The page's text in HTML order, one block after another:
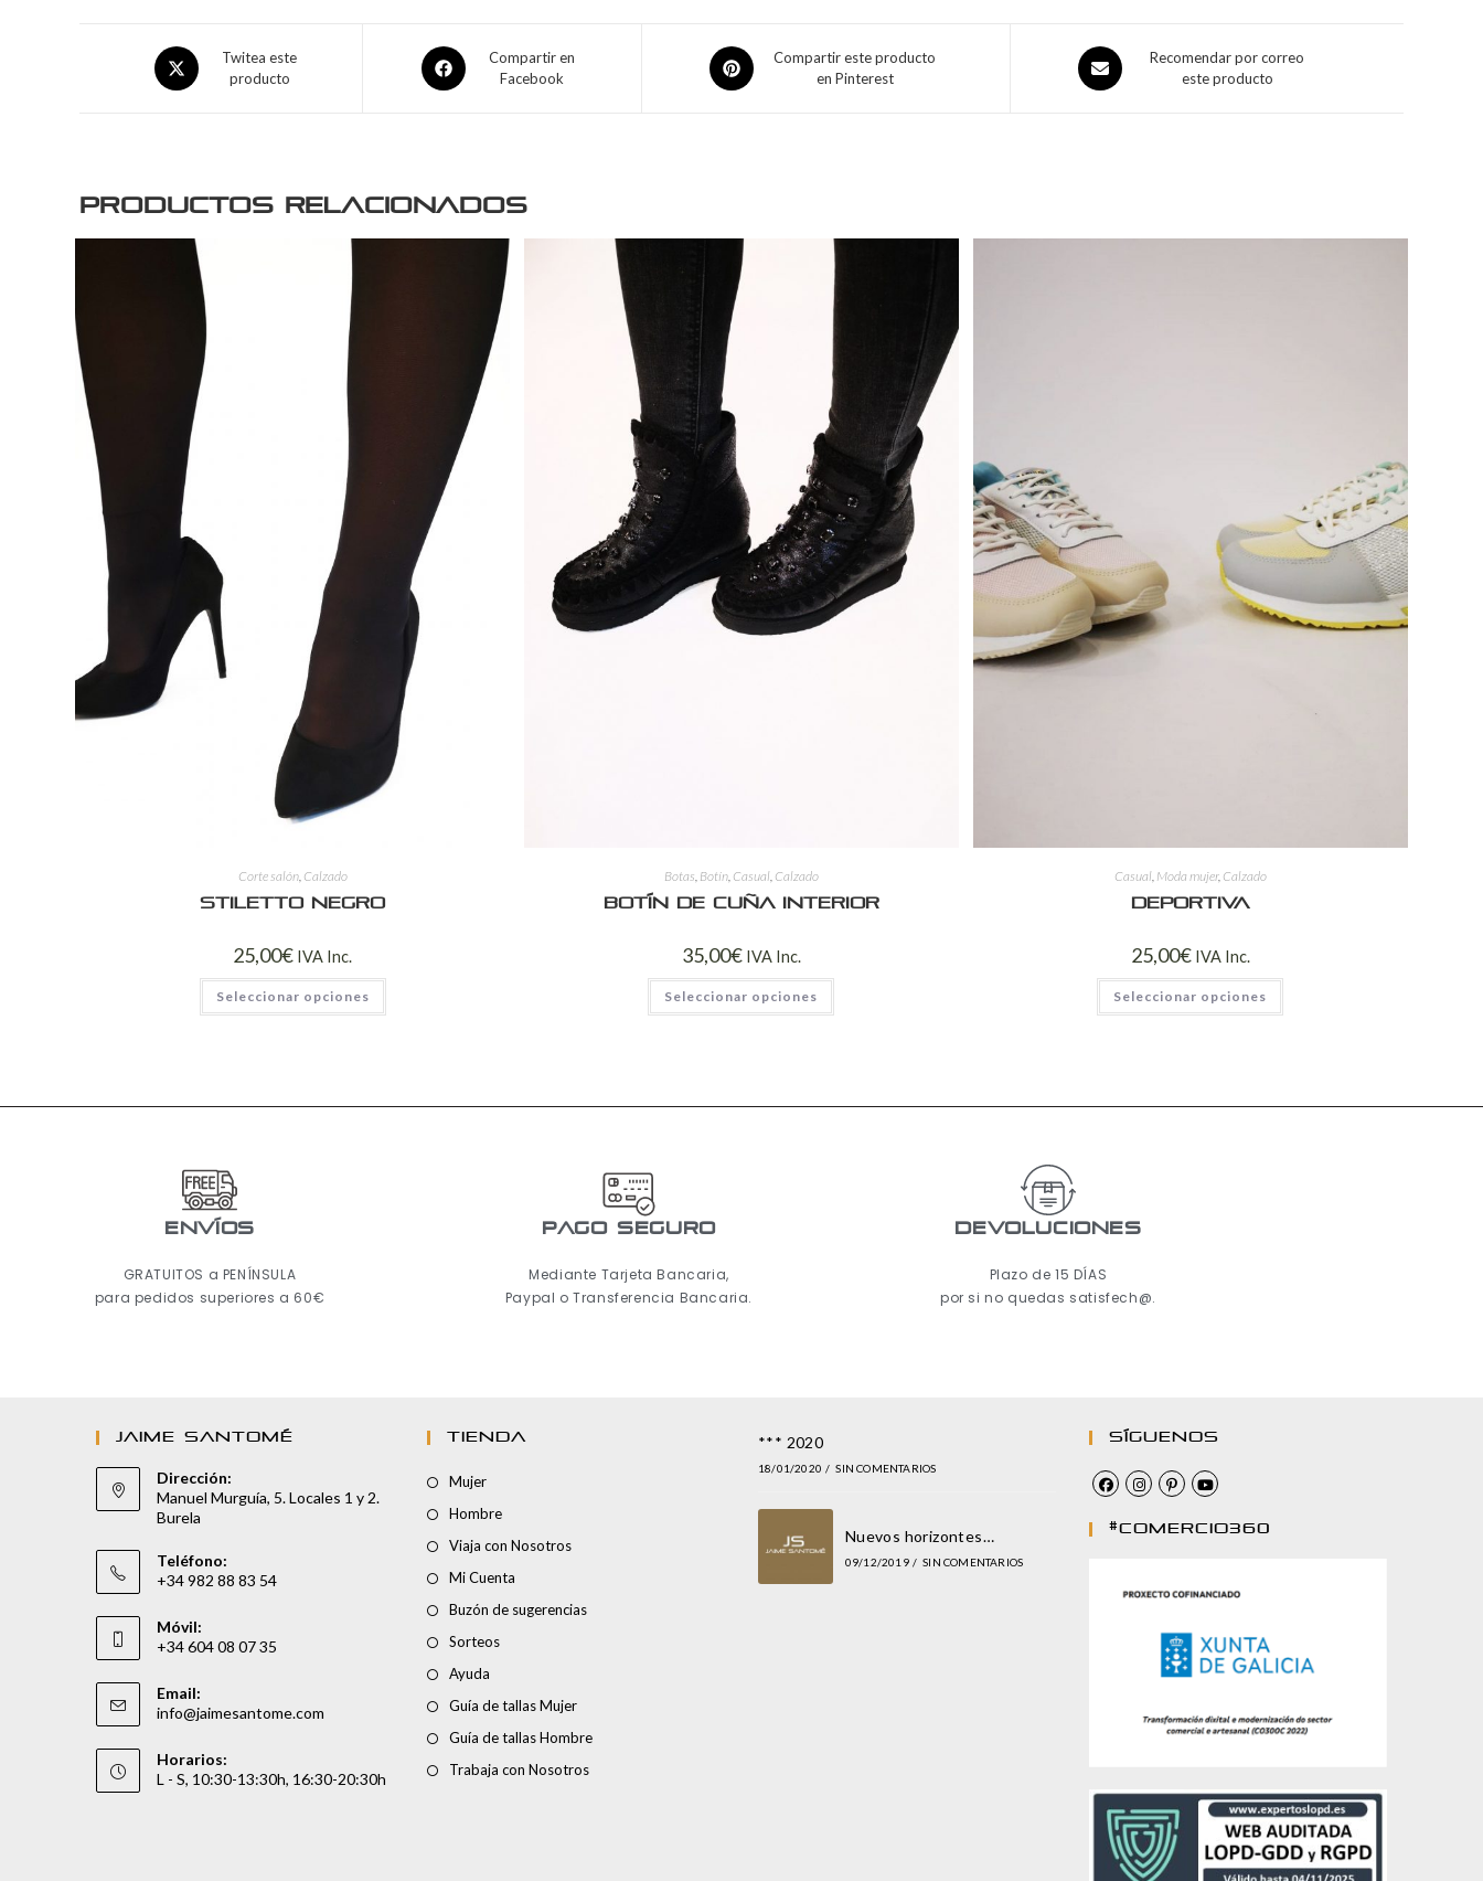
Twitea este
producto
Compartir en
Facebook
Compartir este producto
en Pinterest
Recomendar por correo
este producto
Productos relacionados
Corte salón, Calzado
Stiletto Negro
25,00€ IVA Inc.
Seleccionar opciones
Botas Botín, Casual, Calzado
Botín de cuña interior
35,00€ IVA Inc.
Seleccionar opciones
Casual, Moda mujer, Calzado
Deportiva
25,00€ IVA Inc.
Seleccionar opciones
ENVÍOS
GRATUITOS a PENÍNSULA
para pedidos superiores a 60€
pago seguro
Mediante Tarjeta Bancaria,
Paypal o Transferencia Bancaria.
Devoluciones
Plazo de 15 DÍAS
por si no quedas satisfech@.
JAIME SANTOMÉ
Dirección:
Manuel Murguía, 5. Locales 1 y 2.
Burela
Teléfono:
+34 982 88 83 54
Móvil:
+34 604 08 07 35
Email:
info@jaimesantome.com
Horarios:
L - S, 10:30-13:30h, 16:30-20:30h
TIENDA
Mujer
Hombre
Viaja con Nosotros
Mi Cuenta
Buzón de sugerencias
Sorteos
Ayuda
Guía de tallas Mujer
Guía de tallas Hombre
Trabaja con Nosotros
*** 2020
18/01/2020 / SIN COMENTARIOS
Nuevos horizontes…
09/12/2019 / SIN COMENTARIOS
Síguenos
#comercio360